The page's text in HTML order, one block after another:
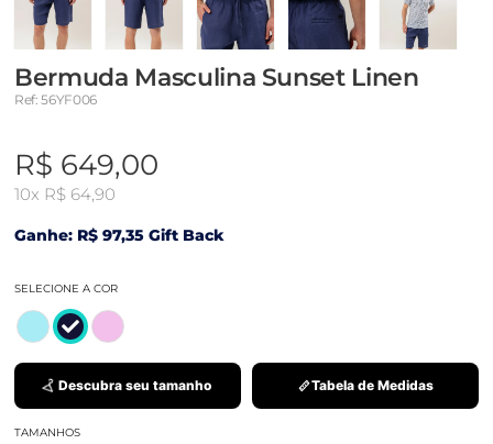
Bermuda Masculina Sunset Linen
Ref: 56YF006
R$ 649,00
10x R$ 64,90
Ganhe: R$ 97,35 Gift Back
SELECIONE A COR
Descubra seu tamanho Tabela de Medidas
TAMANHOS